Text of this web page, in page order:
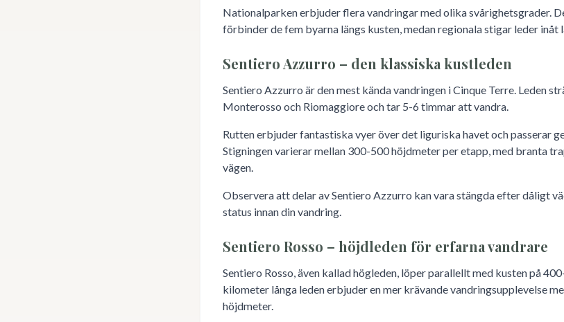
Nationalparken erbjuder flera vandringar med olika svårighetsgrader.
förbinder de fem byarna längs kusten, medan regionala stigar leder inåt
Sentiero Azzurro – den klassiska kustleden
Sentiero Azzurro är den mest kända vandringen i Cinque Terre. Leden
Monterosso och Riomaggiore och tar 5-6 timmar att vandra.
Rutten erbjuder fantastiska vyer över det liguriska havet och passerar
Stigningen varierar mellan 300-500 höjdmeter per etapp, med branta
vägen.
Observera att delar av Sentiero Azzurro kan vara stängda efter dåligt
status innan din vandring.
Sentiero Rosso – höjdleden för erfarna vandrare
Sentiero Rosso, även kallad högleden, löper parallellt med kusten på
kilometer långa leden erbjuder en mer krävande vandringsupplevelse
höjdmeter.